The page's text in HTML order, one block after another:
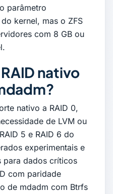
parâmetro
kernel, mas o ZFS
com 8 GB ou
nativo
nativo a RAID 0,
de LVM ou
5 e RAID 6 do
experimentais e
para dados críticos
com paridade
de mdadm com Btrfs